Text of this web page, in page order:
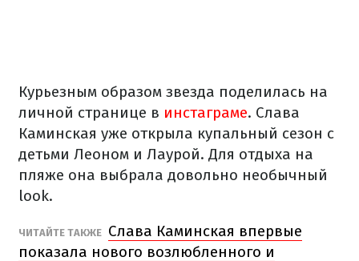
Курьезным образом звезда поделилась на
личной странице в инстаграме. Слава
Каминская уже открыла купальный сезон с
детьми Леоном и Лаурой. Для отдыха на
пляже она выбрала довольно необычный
look.
ЧИТАЙТЕ ТАКЖЕ Слава Каминская впервые
показала нового возлюбленного и